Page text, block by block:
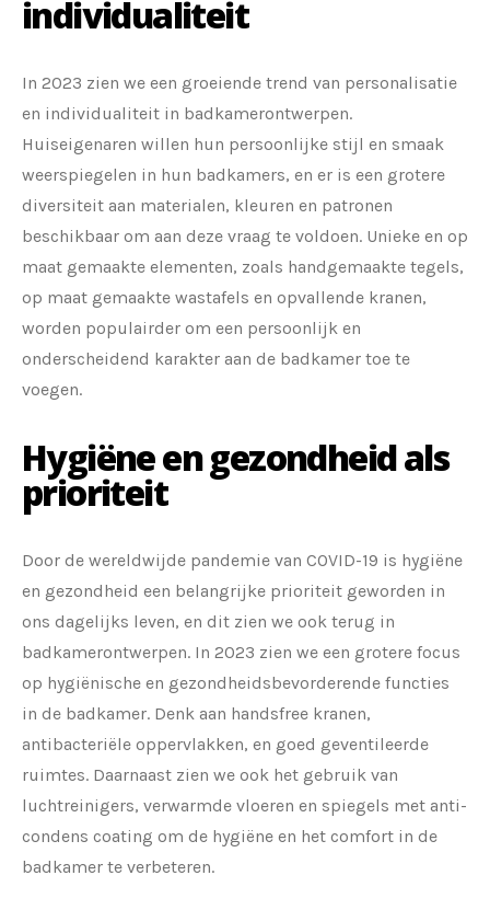
individualiteit
In 2023 zien we een groeiende trend van personalisatie
en individualiteit in badkamerontwerpen.
Huiseigenaren willen hun persoonlijke stijl en smaak
weerspiegelen in hun badkamers, en er is een grotere
diversiteit aan materialen, kleuren en patronen
beschikbaar om aan deze vraag te voldoen. Unieke en op
maat gemaakte elementen, zoals handgemaakte tegels,
op maat gemaakte wastafels en opvallende kranen,
worden populairder om een persoonlijk en
onderscheidend karakter aan de badkamer toe te
voegen.
Hygiëne en gezondheid als
prioriteit
Door de wereldwijde pandemie van COVID-19 is hygiëne
en gezondheid een belangrijke prioriteit geworden in
ons dagelijks leven, en dit zien we ook terug in
badkamerontwerpen. In 2023 zien we een grotere focus
op hygiënische en gezondheidsbevorderende functies
in de badkamer. Denk aan handsfree kranen,
antibacteriële oppervlakken, en goed geventileerde
ruimtes. Daarnaast zien we ook het gebruik van
luchtreinigers, verwarmde vloeren en spiegels met anti-
condens coating om de hygiëne en het comfort in de
badkamer te verbeteren.